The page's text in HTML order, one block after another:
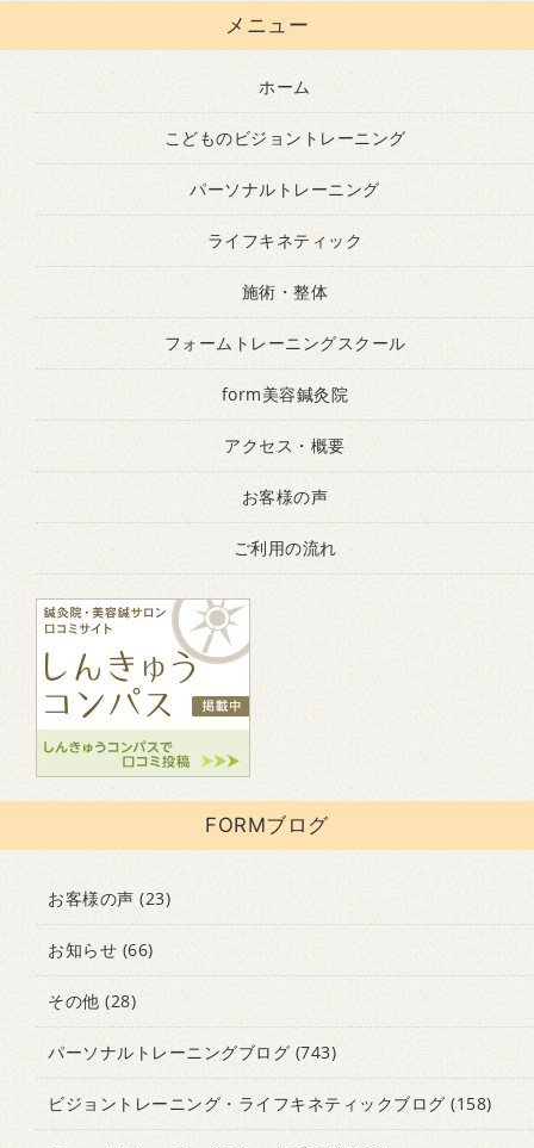
メニュー
ホーム
こどものビジョントレーニング
パーソナルトレーニング
ライフキネティック
施術・整体
フォームトレーニングスクール
form美容鍼灸院
アクセス・概要
お客様の声
ご利用の流れ
FORMブログ
お客様の声 (23)
お知らせ (66)
その他 (28)
パーソナルトレーニングブログ(743)
ビジョントレーニング・ライフキネティックブログ (158)